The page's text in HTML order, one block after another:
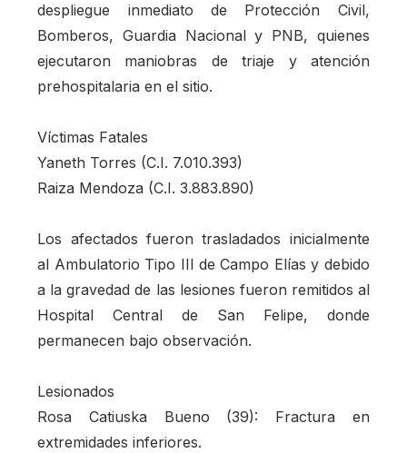
despliegue inmediato de Protección Civil,
Bomberos, Guardia Nacional y PNB, quienes
ejecutaron maniobras de triaje y atención
prehospitalaria en el sitio.
Víctimas Fatales
Yaneth Torres (C.I. 7.010.393)
Raiza Mendoza (C.I. 3.883.890)
Los afectados fueron trasladados inicialmente
al Ambulatorio Tipo III de Campo Elías y debido
a la gravedad de las lesiones fueron remitidos al
Hospital Central de San Felipe, donde
permanecen bajo observación.
Lesionados
Rosa Catiuska Bueno (39): Fractura en
extremidades inferiores.